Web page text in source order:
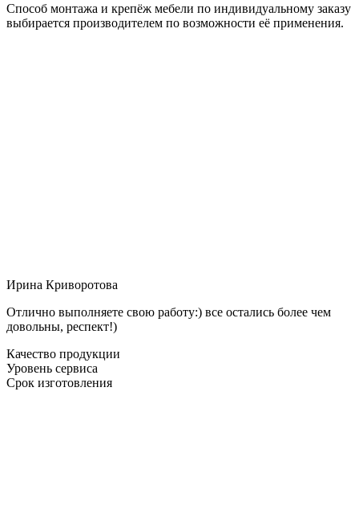
Способ монтажа и крепёж мебели по индивидуальному заказу
выбирается производителем по возможности её применения.
Ирина Криворотова
Отлично выполняете свою работу:) все остались более чем
довольны, респект!)
Качество продукции
Уровень сервиса
Срок изготовления